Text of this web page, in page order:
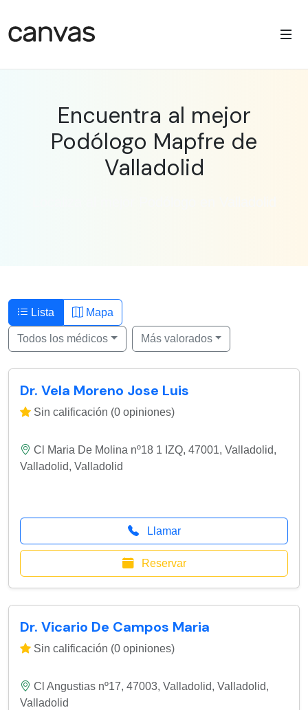
Encuentra al mejor
Podólogo Mapfre de
Valladolid
Lista Mapa
Todos los médicos Más valorados
Dr. Vela Moreno Jose Luis
Sin calificación (0 opiniones)
Cl Maria De Molina nº18 1 IZQ, 47001, Valladolid,
Valladolid, Valladolid
Llamar
Reservar
Dr. Vicario De Campos Maria
Sin calificación (0 opiniones)
Cl Angustias nº17, 47003, Valladolid, Valladolid,
Valladolid